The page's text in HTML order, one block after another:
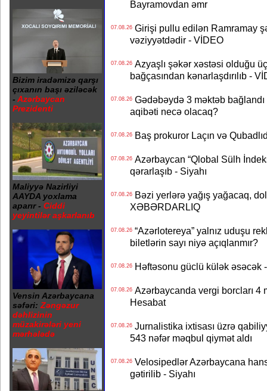
Bizim iradəmizə qarşı
çıxanın başı əziləcək
- Azərbaycan
Prezidenti
Maliyyə Nazirliyi
AAYDA yoxlama
aparır - Ciddi
yeyintilər aşkarlanıb
Vensin Azərbaycana
səfəri: Zəngəzur
dəhlizinin
müzakirələri yeni
mərhələdə
Bayramovdan əmr
07.08.26Girişi pullu edilən Ramramay
vəziyyətdədir - VİDEO
07.08.26Azyaşlı şəkər xəstəsi olduğu
bağçasından kənarlaşdırılıb -
07.08.26Gədəbəydə 3 məktəb
aqibəti necə olacaq?
07.08.26Baş prokuror Laçın və
07.08.26Azərbaycan “Qlobal Sülh
qərarlaşıb - Siyahı
07.08.26Bəzi yerlərə yağış yağacaq,
XƏBƏRDARLIQ
07.08.26“Azərlotereya” yalnız uduşu
biletlərin sayı niyə açıqlanmır?
07.08.26Həftəsonu güclü külək əsəcək
07.08.26Azərbaycanda vergi borcları 4
Hesabat
07.08.26Jurnalistika ixtisası üzrə
543 nəfər məqbul qiymət aldı
07.08.26Velosipedlər Azərbaycana
gətirilib - Siyahı